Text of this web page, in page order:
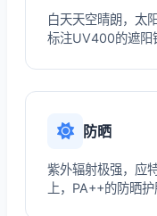
白天天空晴朗，太
标注UV400的遮阳
防晒
紫外辐射极强，应
上，PA++的防晒